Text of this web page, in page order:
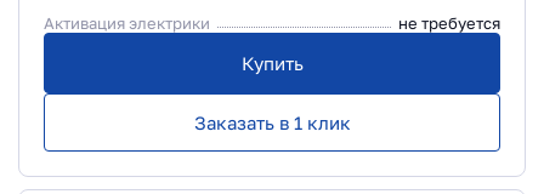
Активация электрики
не требуется
Купить
Заказать в 1 клик